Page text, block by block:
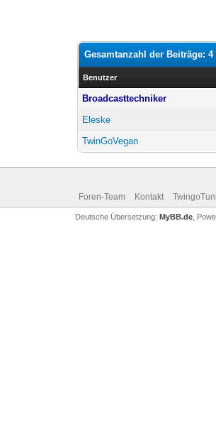
Gesamtanzahl der Beiträge: 4
Benutzer
Broadcasttechniker
Eleske
TwinGoVegan
Foren-Team Kontakt
Deutsche Übersetzung: MyBB.de,